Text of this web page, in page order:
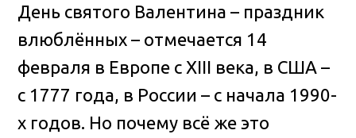
День святого Валентина – праздник
влюблённых – отмечается 14
февраля в Европе с XIII века, в США –
с 1777 года, в России – с начала 1990-
х годов. Но почему всё же это